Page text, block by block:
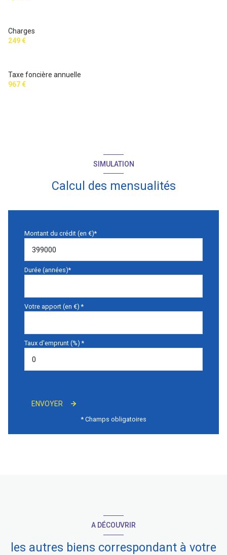
Charges
249 €
Taxe foncière annuelle
967 €
SIMULATION
Calcul des mensualités
Montant du crédit (en €)*
Durée (années)*
Votre apport (en €) *
Taux d'emprunt (%) *
ENVOYER
* Champs obligatoires
A DÉCOUVRIR
les autres biens correspondant à votre